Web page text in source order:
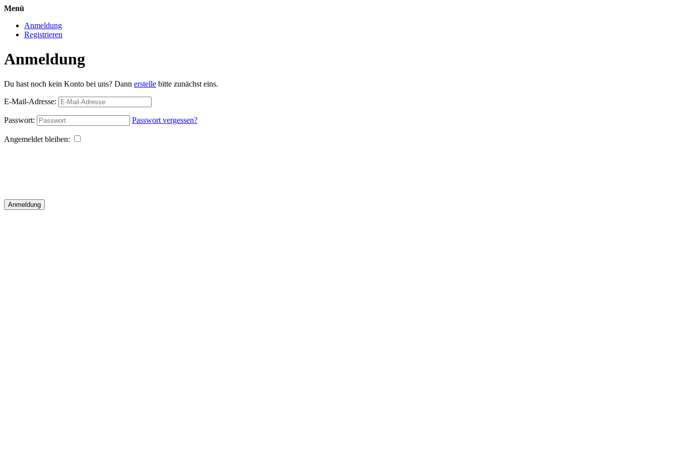
Menü
Anmeldung
Registrieren
Anmeldung
Du hast noch kein Konto bei uns? Dann erstelle bitte zunächst eins.
E-Mail-Adresse:
Passwort: Passwort vergessen?
Angemeldet bleiben:
Anmeldung